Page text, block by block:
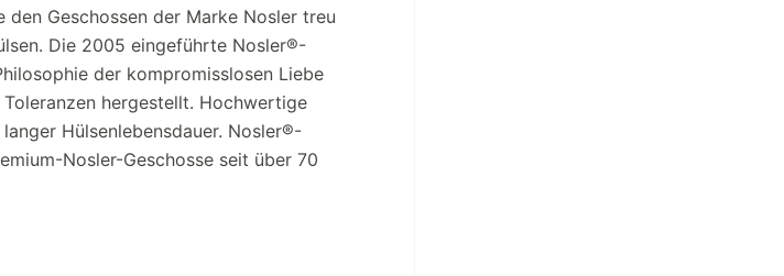
Geschossen der Marke Nosler treu
Die 2005 eingeführte Nosler®-
der kompromisslosen Liebe
hergestellt. Hochwertige
Hülsenlebensdauer. Nosler®-
Nosler-Geschosse seit über 70